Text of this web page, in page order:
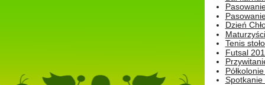
Dzień
Tenis
Futsal